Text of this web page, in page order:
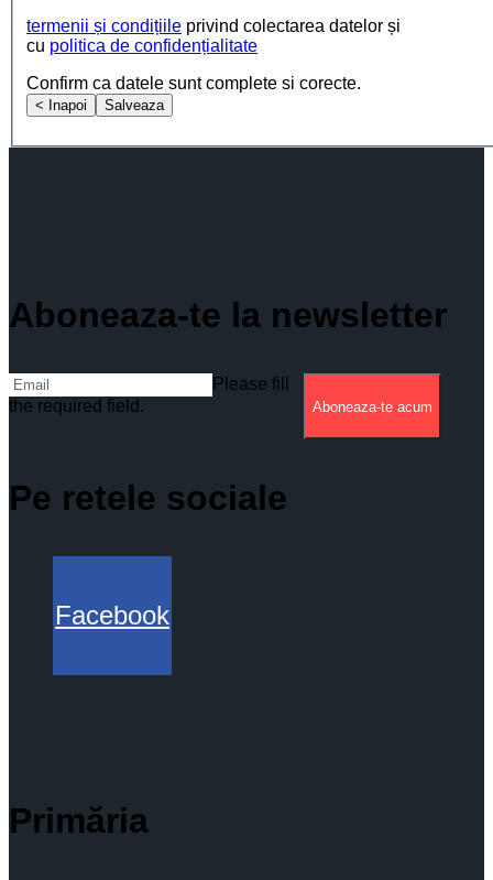
termenii și condițiile privind colectarea datelor și
cu politica de confidențialitate
Confirm ca datele sunt complete si corecte.
< Inapoi Salveaza
Aboneaza-te la newsletter
Please fill
the required field.
Aboneaza-te acum
Pe retele sociale
Facebook
Primăria